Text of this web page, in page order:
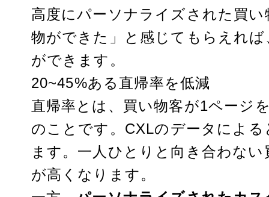
高度にパーソナライズされた買
物ができた」と感じてもらえれ
ができます。
20~45%ある直帰率を低減
直帰率とは、買い物客が1ページ
のことです。 CXLのデータによる
ます。一人ひとりと向き合わな
が高くなります。